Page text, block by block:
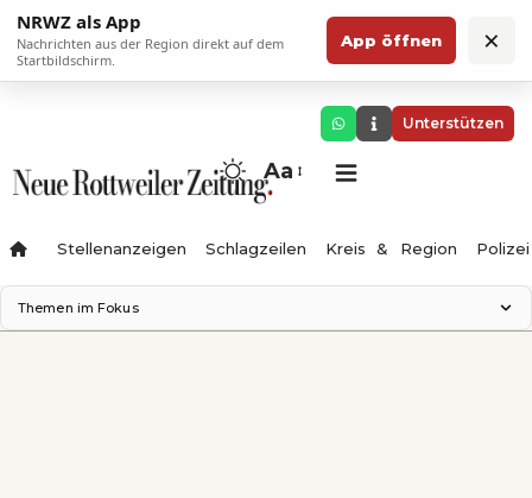
NRWZ als App
Nachrichten aus der Region direkt auf dem
Startbildschirm.
App öffnen ×
Unterstützen
Aa
Stellenanzeigen Schlagzeilen Kreis & Region Polizei
Themen im Fokus